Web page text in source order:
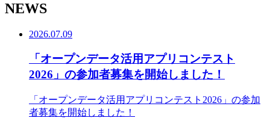
NEWS
2026.07.09
「オープンデータ活用アプリコンテスト
2026」の参加者募集を開始しました！
「オープンデータ活用アプリコンテスト2026」の参加
者募集を開始しました！